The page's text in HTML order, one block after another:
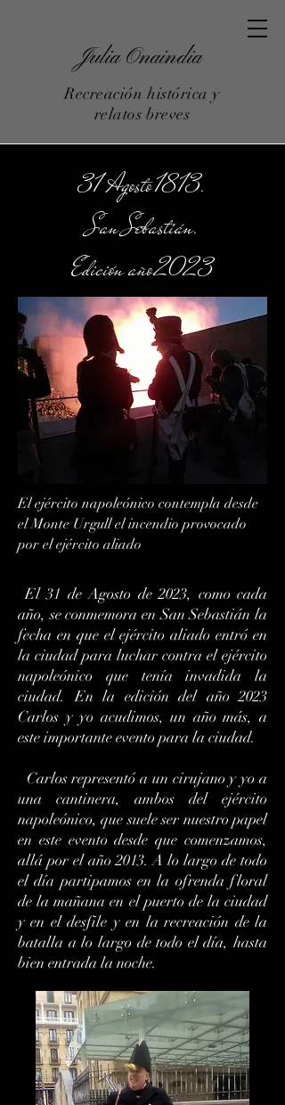
Julia Onaindia
Recreación histórica y
relatos breves
31 Agosto 1813.
San Sebastián.
Edición año 2023
El ejército napoleónico contempla desde
el Monte Urgull el incendio provocado
por el ejército aliado
El 31 de Agosto de 2023, como cada
año, se conmemora en San Sebastián la
fecha en que el ejército aliado entró en
la ciudad para luchar contra el ejército
napoleónico que tenía invadida la
ciudad. En la edición del año 2023
Carlos y yo acudimos, un año más, a
este importante evento para la ciudad.
Carlos representó a un cirujano y yo a
una cantinera, ambos del ejército
napoleónico, que suele ser nuestro papel
en este evento desde que comenzamos,
allá por el año 2013. A lo largo de todo
el día partipamos en la ofrenda floral
de la mañana en el puerto de la ciudad
y en el desfile y en la recreación de la
batalla a lo largo de todo el día, hasta
bien entrada la noche.